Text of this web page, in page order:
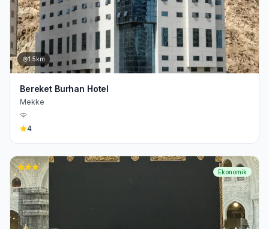
1.5km
Bereket Burhan Hotel
Mekke
4
Ekonomik